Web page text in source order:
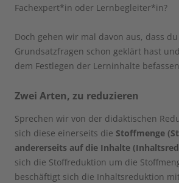
Fachexpert*in oder Lernbegleiter*in?
Doch gehen wir mal davon aus, dass
Grundsatzfragen schon geklärt hast
dem Festlegen der Lerninhalte
Zwei Arten, zu reduzieren
Sprechen wir von der didaktischen
sich diese einerseits die Stoffmenge
andererseits auf die Inhalte
sich die Stoffreduktion um die
beschäftigt sich die Inhaltsreduktion